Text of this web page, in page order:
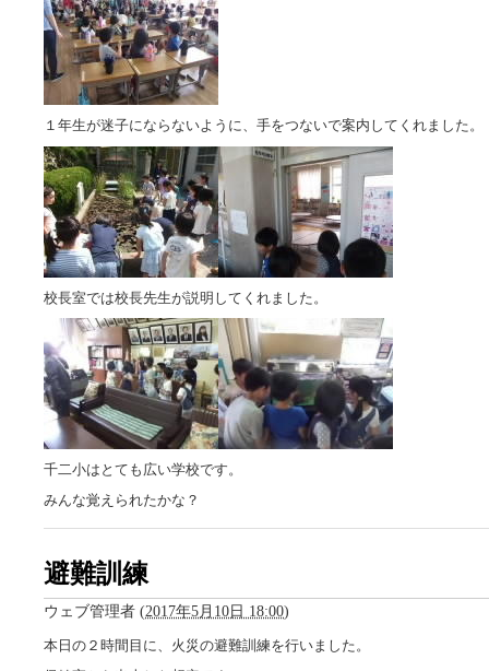
１年生が迷子にならないように、手をつないで案内してくれました。
校長室では校長先生が説明してくれました。
千二小はとても広い学校です。
みんな覚えられたかな？
避難訓練
ウェブ管理者 (2017年5月10日 18:00)
本日の２時間目に、火災の避難訓練を行いました。